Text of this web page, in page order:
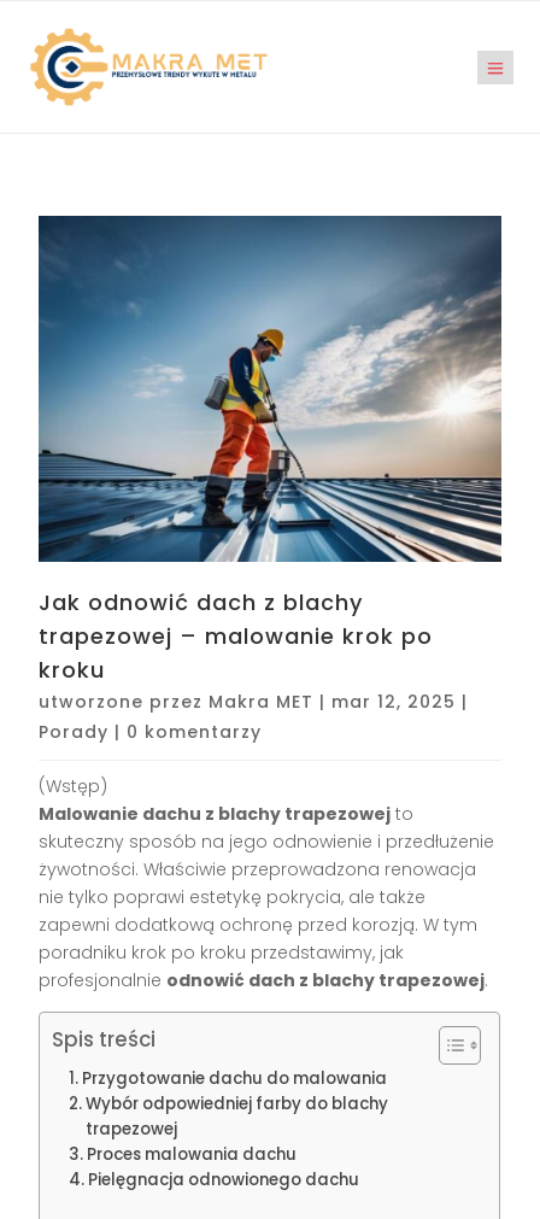
Jak odnowić dach z blachy
trapezowej – malowanie krok po
kroku
utworzone przez Makra MET | mar 12, 2025 |
Porady | 0 komentarzy
(Wstęp)
Malowanie dachu z blachy trapezowej to
skuteczny sposób na jego odnowienie i przedłużenie
żywotności. Właściwie przeprowadzona renowacja
nie tylko poprawi estetykę pokrycia, ale także
zapewni dodatkową ochronę przed korozją. W tym
poradniku krok po kroku przedstawimy, jak
profesjonalnie odnowić dach z blachy trapezowej.
Spis treści
Przygotowanie dachu do malowania
Wybór odpowiedniej farby do blachy
trapezowej
Proces malowania dachu
Pielęgnacja odnowionego dachu